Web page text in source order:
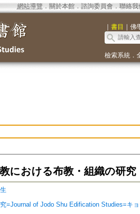
網站導覽 ． 關於本館． 諮詢委員會． 聯絡我
｜ 書目 ｜ 佛
檢索系統．
における布教・組織の研究
=Journal of Jodo Shu Edification Studies=キ